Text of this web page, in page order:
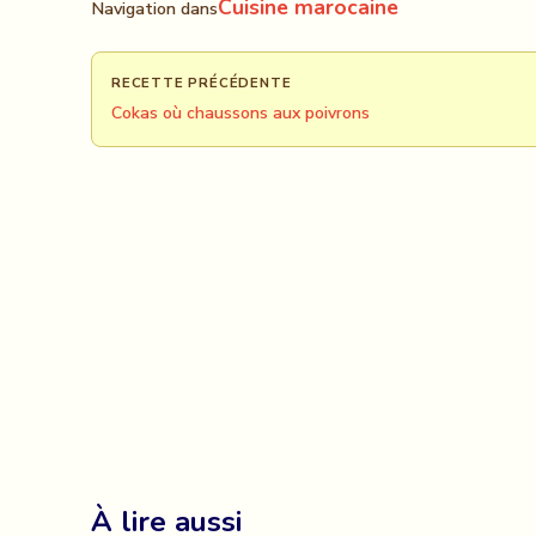
Navigation dansCuisine marocaine
RECETTE PRÉCÉDENTE
Cokas où chaussons aux poivrons
À lire aussi